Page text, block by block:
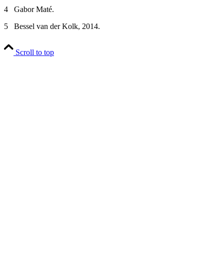
4 Gabor Maté.
5 Bessel van der Kolk, 2014.
Scroll to top